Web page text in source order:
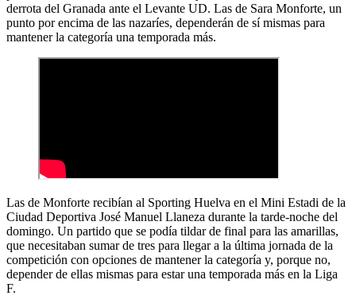
derrota del Granada ante el Levante UD. Las de Sara Monforte, un
punto por encima de las nazaríes, dependerán de sí mismas para
mantener la categoría una temporada más.
Las de Monforte recibían al Sporting Huelva en el Mini Estadi de la
Ciudad Deportiva José Manuel Llaneza durante la tarde-noche del
domingo. Un partido que se podía tildar de final para las amarillas,
que necesitaban sumar de tres para llegar a la última jornada de la
competición con opciones de mantener la categoría y, porque no,
depender de ellas mismas para estar una temporada más en la Liga
F.